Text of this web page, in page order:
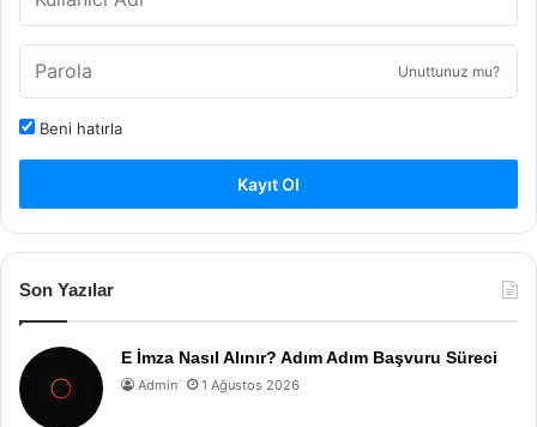
Unuttunuz mu?
Beni hatırla
Kayıt Ol
Son Yazılar
E İmza Nasıl Alınır? Adım Adım Başvuru Süreci
Admin 1 Ağustos 2026